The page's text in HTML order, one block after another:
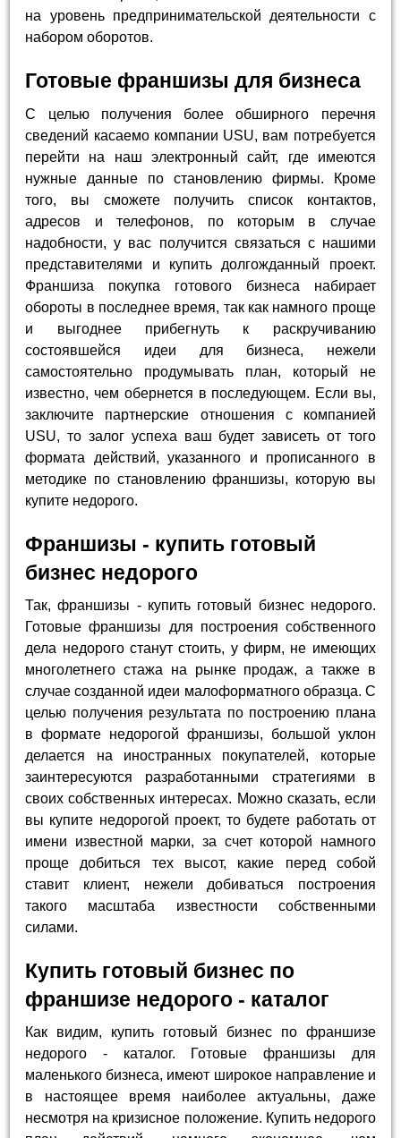
на уровень предпринимательской деятельности с
набором оборотов.
Готовые франшизы для бизнеса
С целью получения более обширного перечня
сведений касаемо компании USU, вам потребуется
перейти на наш электронный сайт, где имеются
нужные данные по становлению фирмы. Кроме
того, вы сможете получить список контактов,
адресов и телефонов, по которым в случае
надобности, у вас получится связаться с нашими
представителями и купить долгожданный проект.
Франшиза покупка готового бизнеса набирает
обороты в последнее время, так как намного проще
и выгоднее прибегнуть к раскручиванию
состоявшейся идеи для бизнеса, нежели
самостоятельно продумывать план, который не
известно, чем обернется в последующем. Если вы,
заключите партнерские отношения с компанией
USU, то залог успеха ваш будет зависеть от того
формата действий, указанного и прописанного в
методике по становлению франшизы, которую вы
купите недорого.
Франшизы - купить готовый
бизнес недорого
Так, франшизы - купить готовый бизнес недорого.
Готовые франшизы для построения собственного
дела недорого станут стоить, у фирм, не имеющих
многолетнего стажа на рынке продаж, а также в
случае созданной идеи малоформатного образца. С
целью получения результата по построению плана
в формате недорогой франшизы, большой уклон
делается на иностранных покупателей, которые
заинтересуются разработанными стратегиями в
своих собственных интересах. Можно сказать, если
вы купите недорогой проект, то будете работать от
имени известной марки, за счет которой намного
проще добиться тех высот, какие перед собой
ставит клиент, нежели добиваться построения
такого масштаба известности собственными
силами.
Купить готовый бизнес по
франшизе недорого - каталог
Как видим, купить готовый бизнес по франшизе
недорого - каталог. Готовые франшизы для
маленького бизнеса, имеют широкое направление и
в настоящее время наиболее актуальны, даже
несмотря на кризисное положение. Купить недорого